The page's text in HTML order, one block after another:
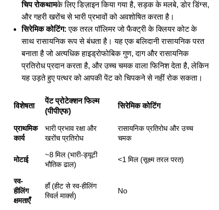
चिप रोकथामके लिए डिज़ाइन किया गया है, सड़क के मलबे, डोर डिंग्स,
और गहरी खरोंच से भारी प्रभावों को अवशोषित करता है।
सिरेमिक कोटिंग: एक तरल पॉलिमर जो फैक्ट्री के क्लियर कोट के
साथ रासायनिक रूप से बंधता है। यह एक बलिदानी रासायनिक परत
बनाता है जो अत्यधिक हाइड्रोफोबिक गुण, दाग और रासायनिक
प्रतिरोध प्रदान करता है, और उच्च चमक वाला फिनिश देता है, लेकिन
यह उड़ते हुए पत्थर को आपकी पेंट को चिपकने से नहीं रोक सकता।
विशेषता
पेंट प्रोटेक्शन फिल्म
(पीपीएफ)
सिरेमिक कोटिंग
प्राथमिक
कार्य
भारी प्रभाव रक्षा और
खरोंच प्रतिरोध
रासायनिक प्रतिरोध और उच्च
चमक
मोटाई
~8 मिल (भारी-ड्यूटी
भौतिक ढाल)
<1 मिल (सूक्ष्म तरल परत)
स्व-
हीलिंग
क्षमताएँ
हाँ (हीट से स्व-हीलिंग
स्विर्ल मार्क्स)
No